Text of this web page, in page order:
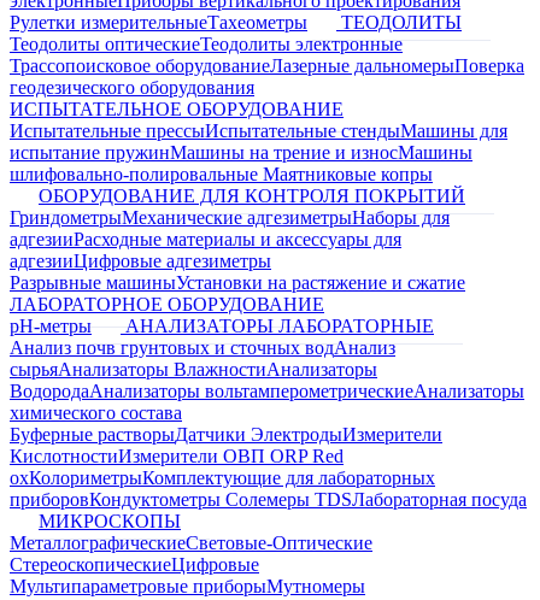
Рулетки измерительныеТахеометры
ТЕОДОЛИТЫ
Теодолиты оптическиеТеодолиты электронные
Трассопоисковое оборудованиеЛазерные дальномерыПоверка
геодезического оборудования
ИСПЫТАТЕЛЬНОЕ ОБОРУДОВАНИЕ
Испытательные прессыИспытательные стендыМашины для
испытание пружинМашины на трение и износМашины
шлифовально-полировальные Маятниковые копры
ОБОРУДОВАНИЕ ДЛЯ КОНТРОЛЯ ПОКРЫТИЙ
ГриндометрыМеханические адгезиметрыНаборы для
адгезииРасходные материалы и аксессуары для
адгезииЦифровые адгезиметры
Разрывные машиныУстановки на растяжение и сжатие
ЛАБОРАТОРНОЕ ОБОРУДОВАНИЕ
pH-метры
АНАЛИЗАТОРЫ ЛАБОРАТОРНЫЕ
Анализ почв грунтовых и сточных водАнализ
сырьяАнализаторы ВлажностиАнализаторы
ВодородаАнализаторы вольтамперометрическиеАнализаторы
химического состава
Буферные растворыДатчики ЭлектродыИзмерители
КислотностиИзмерители ОВП ORP Red
oxКолориметрыКомплектующие для лабораторных
приборовКондуктометры Солемеры TDSЛабораторная посуда
МИКРОСКОПЫ
МеталлографическиеСветовые-Оптические
СтереоскопическиеЦифровые
Мультипараметровые приборыМутномеры